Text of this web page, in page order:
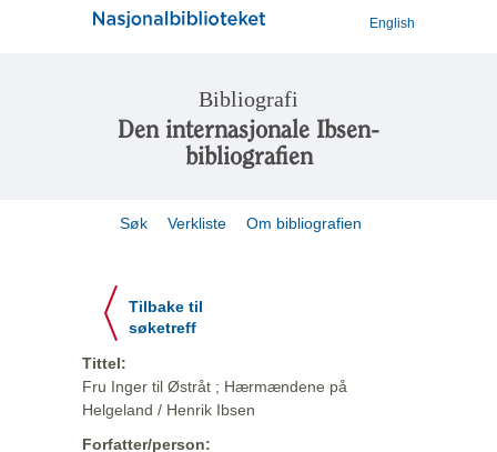
English
Bibliografi
Den internasjonale Ibsen-
bibliografien
Søk Verkliste Om bibliografien
Tilbake til
søketreff
Tittel:
Fru Inger til Østråt ; Hærmændene på
Helgeland / Henrik Ibsen
Forfatter/person: